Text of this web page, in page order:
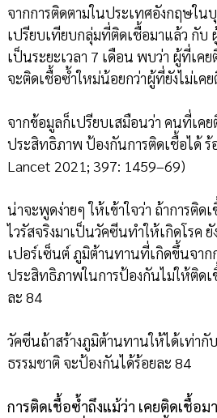
จากการติดตามในประเทศอังกฤษใน
เปรียบเทียบกลุ่มที่ติดเชื้อมาแล้ว กับ
เป็นระยะเวลา 7 เดือน พบว่า ผู้ที่เค
จะติดเชื้อซ้ำใหม่น้อยกว่าผู้ที่ยังไม่เค
จากข้อมูลก็เปรียบเสมือนว่า คนที่เค
ประสิทธิภาพ ป้องกันการติดเชื้อได้
Lancet 2021; 397: 1459–69)
น่าจะพูดง่ายๆ ให้เข้าใจว่า ถ้าการติด
ไวรัสจริงมาเป็นวัคซีนทำให้เกิดโรค
เปอร์เซ็นต์ ภูมิต้านทานที่เกิดขึ้นจาก
ประสิทธิภาพในการป้องกันไม่ให้ติด
ละ 84
วัคซีนถ้าสร้างภูมิต้านทานให้ได้เท่ากั
ธรรมชาติ จะป้องกันได้ร้อยละ 84
การติดเชื้อซ้ำถึงแม้ว่า เคยติดเชื้อม